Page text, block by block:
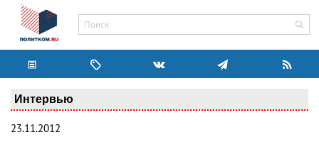
Интервью
23.11.2012